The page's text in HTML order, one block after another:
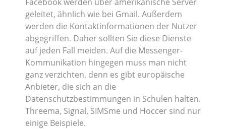
geleitet, ähnlich wie bei Gmail. Außerdem
werden die Kontaktinformationen der Nutzer
abgegriffen. Daher sollten Sie diese Dienste
auf jeden Fall meiden. Auf die Messenger-
Kommunikation hingegen muss man nicht
ganz verzichten, denn es gibt europäische
Anbieter, die sich an die
Datenschutzbestimmungen in Schulen halten.
Threema, Signal, SIMSme und Hoccer sind nur
einige Beispiele.